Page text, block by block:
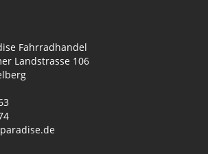
Fahrradhandel
Landstrasse 106